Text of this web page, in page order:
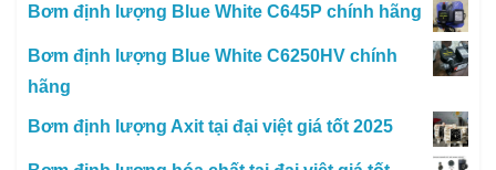
Bơm định lượng Blue White C645P chính hãng
Bơm định lượng Blue White C6250HV chính
hãng
Bơm định lượng Axit tại đại việt giá tốt 2025